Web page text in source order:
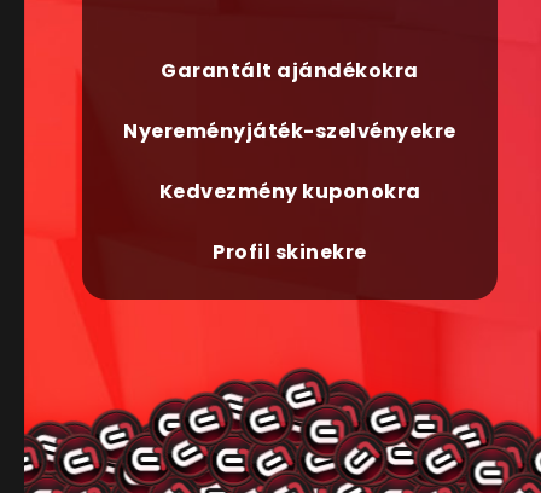
Garantált ajándékokra
Nyereményjáték-szelvényekre
Kedvezmény kuponokra
Profil skinekre